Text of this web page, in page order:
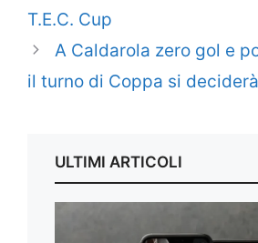
T.E.C. Cup
A Caldarola zero gol e
il turno di Coppa si
ULTIMI ARTICOLI